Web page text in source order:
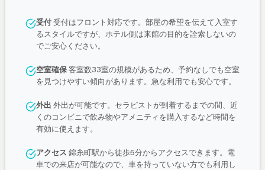
受付受付はフロント対応です。部屋の希望を伝えて入室す
るスタイルですが、ホテル側は来館の目的を詮索しないの
でご安心ください。
空室確保客室数33室の規模があるため、予約なしでも空室
を見つけやすい傾向があります。急な利用でも安心です。
外出 外出が可能です。セラピストが到着するまでの間、近
くのコンビニで飲み物やアメニティを購入するなど時間を
有効に使えます。
アクセス 錦糸町駅から徒歩5分からアクセスできます。電
車での来店が可能なので、車を持っていない方でも利用し